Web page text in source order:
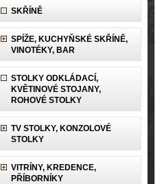
SKŘÍNĚ
SPÍŽE, KUCHYŇSKÉ SKŘÍNĚ,
VINOTÉKY, BAR
STOLKY ODKLÁDACÍ,
KVĚTINOVÉ STOJANY,
ROHOVÉ STOLKY
TV STOLKY, KONZOLOVÉ
STOLKY
VITRÍNY, KREDENCE,
PŘÍBORNÍKY